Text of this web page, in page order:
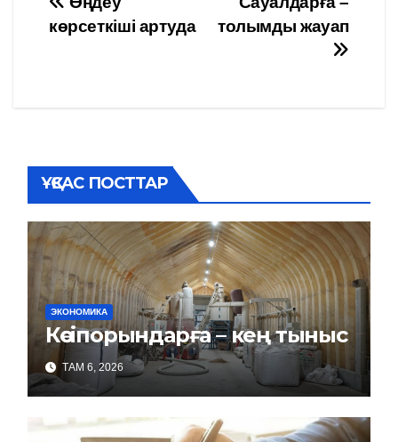
Навигация
по
толымды жауап
көрсеткіші артуда
ҰҚСАС ПОСТТАР
ЭКОНОМИКА
Кәсіпорындарға – кең тыныс
ТАМ 6, 2026